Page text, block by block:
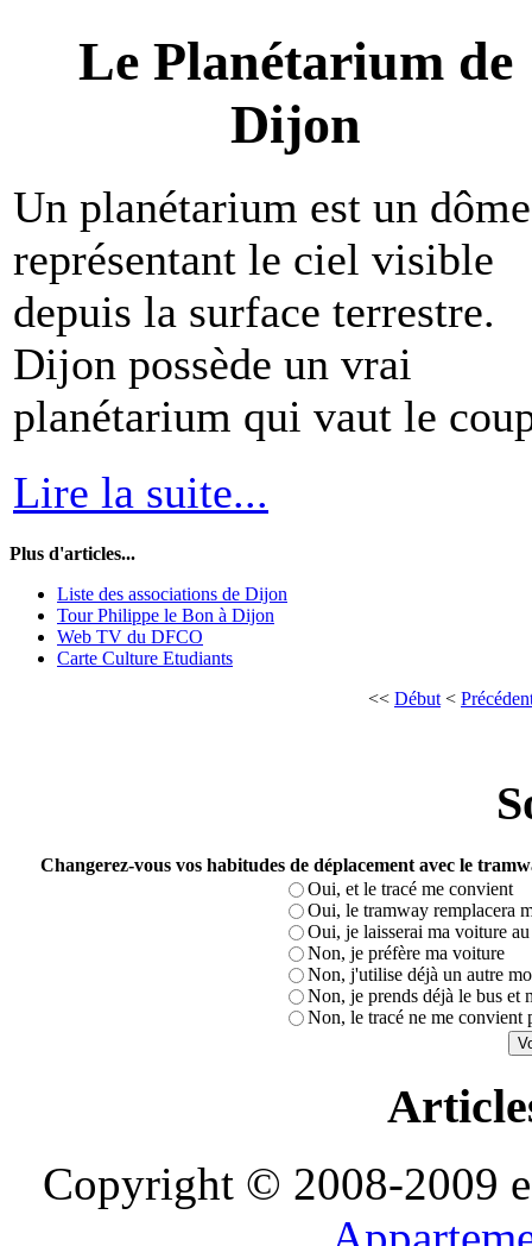
Le Planétarium de
Dijon
Un planétarium est un dôme
représentant le ciel visible
depuis la surface terrestre.
Dijon possède un vrai
planétarium qui vaut le
Lire la suite...
Plus d'articles...
Liste des associations de Dijon
Tour Philippe le Bon à Dijon
Web TV du DFCO
Carte Culture Etudiants
<< Début <
Changerez-vous vos habitudes de déplacement avec le
Oui, et le tracé me convient
Oui, le tramway remplacera
Oui, je laisserai ma voiture
Non, je préfère ma voiture
Non, j'utilise déjà un autre
Non, je prends déjà le bus et
Non, le tracé ne me convient
Copyright © 2008-2009